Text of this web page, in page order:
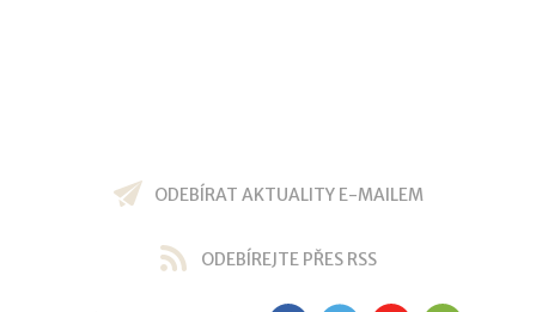
ODEBÍRAT AKTUALITY E-MAILEM
ODEBÍREJTE PŘES RSS